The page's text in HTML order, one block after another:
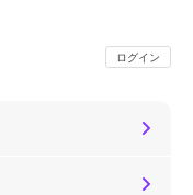
ログイン